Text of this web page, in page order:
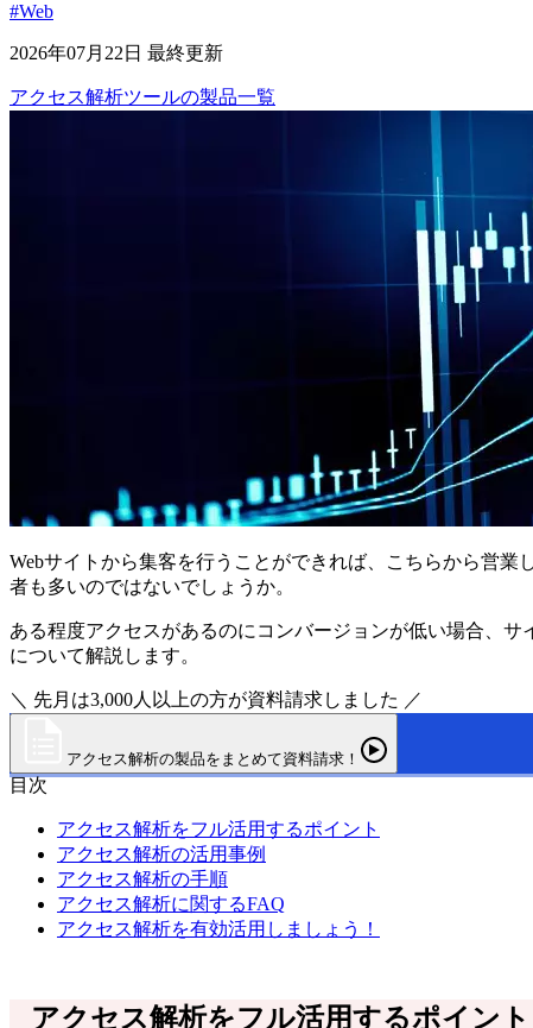
#Web
2026年07月22日 最終更新
アクセス解析ツールの製品一覧
Webサイトから集客を行うことができれば、こちらから営
者も多いのではないでしょうか。
ある程度アクセスがあるのにコンバージョンが低い場合、
について解説します。
＼ 先月は3,000人以上の方が資料請求しました ／
アクセス解析の製品をまとめて資料請求！
目次
アクセス解析をフル活用するポイント
アクセス解析の活用事例
アクセス解析の手順
アクセス解析に関するFAQ
アクセス解析を有効活用しましょう！
アクセス解析をフル活用するポイント